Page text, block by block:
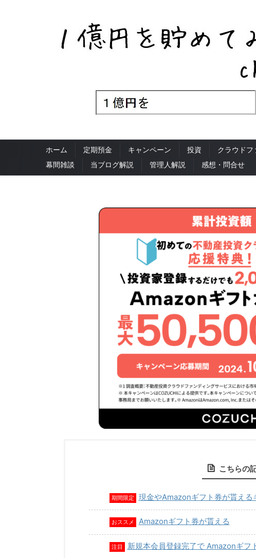
ホーム 定期預金 キャンペーン 投資 クラウドフ
幕間雑談
当ブログ解説 管理人解説 感想・問合せ
こちらの
期間限定 現金やAmazonギフト券が貰える
おススメ Amazonギフト券が貰える
注目 新規本会員登録完了で Amazonギフ